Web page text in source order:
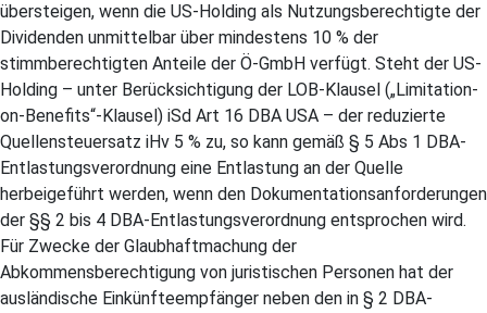
übersteigen, wenn die US-Holding als Nutzungsberechtigte der
Dividenden unmittelbar über mindestens 10 % der
stimmberechtigten Anteile der Ö-GmbH verfügt. Steht der US-
Holding – unter Berücksichtigung der LOB-Klausel („Limitation-
on-Benefits“-Klausel) iSd Art 16 DBA USA – der reduzierte
Quellensteuersatz iHv 5 % zu, so kann gemäß § 5 Abs 1 DBA-
Entlastungsverordnung eine Entlastung an der Quelle
herbeigeführt werden, wenn den Dokumentationsanforderungen
der §§ 2 bis 4 DBA-Entlastungsverordnung entsprochen wird.
Für Zwecke der Glaubhaftmachung der
Abkommensberechtigung von juristischen Personen hat der
ausländische Einkünfteempfänger neben den in § 2 DBA-